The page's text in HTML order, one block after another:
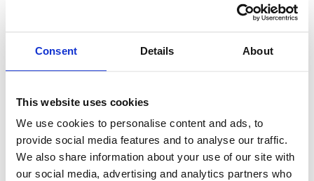
Consent Details About
This website uses cookies
We use cookies to personalise content and ads, to
provide social media features and to analyse our traffic.
We also share information about your use of our site with
our social media, advertising and analytics partners who
（複製、改変、転載、流用、配布、掲示、販売、出版など）す
ることは法律で固く禁止されています。
熱設計入門Topページへ
熱設計入門 動画一覧